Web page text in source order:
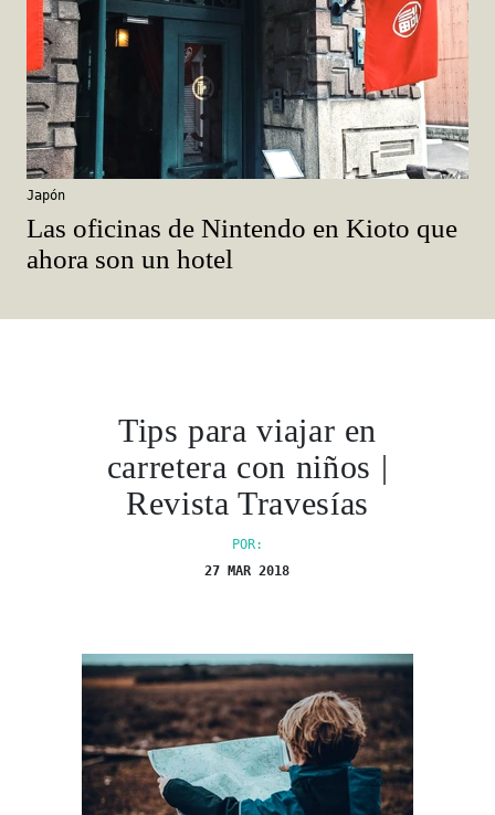
Japón
Las oficinas de Nintendo en Kioto que
ahora son un hotel
Tips para viajar en
carretera con niños |
Revista Travesías
POR:
27 MAR 2018